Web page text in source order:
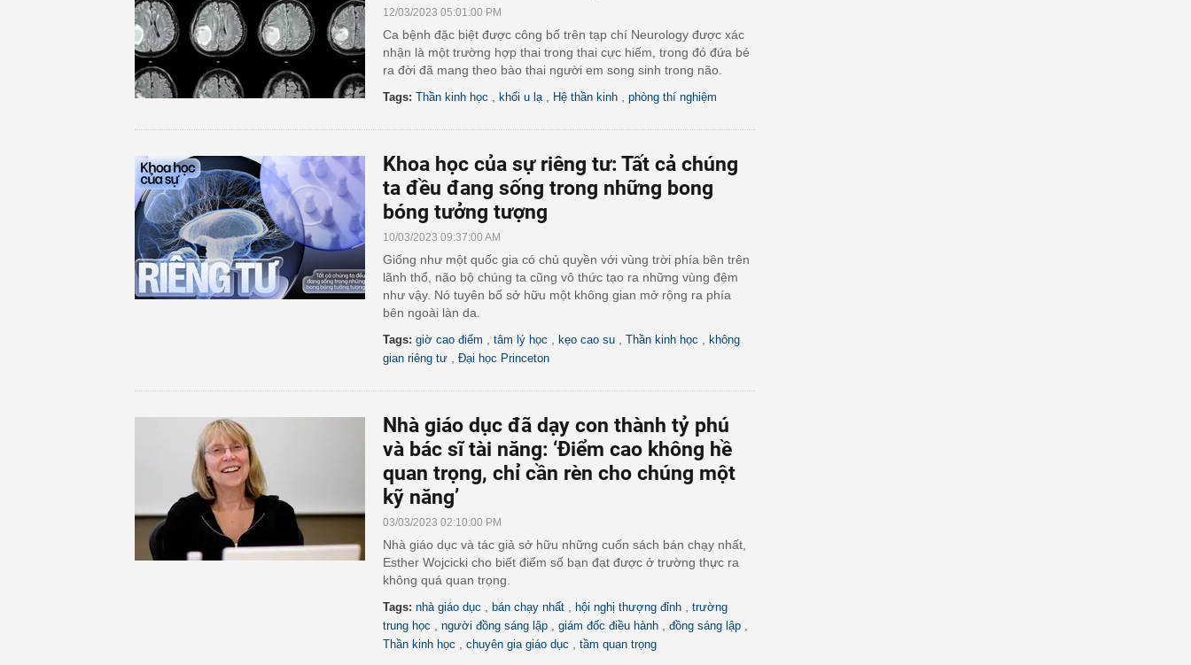
12/03/2023 05:01:00 PM
Ca bệnh đặc biệt được công bố trên tạp chí Neurology được xác
nhận là một trường hợp thai trong thai cực hiếm, trong đó đứa bé
ra đời đã mang theo bào thai người em song sinh trong não.
Tags: Thần kinh học khối u lạ Hệ thần kinh phòng thí nghiệm
Khoa học của sự riêng tư: Tất cả chúng
ta đều đang sống trong những bong
bóng tưởng tượng
10/03/2023 09:37:00 AM
Giống như một quốc gia có chủ quyền với vùng trời phía bên trên
lãnh thổ, não bộ chúng ta cũng vô thức tạo ra những vùng đệm
như vậy. Nó tuyên bố sở hữu một không gian mở rộng ra phía
bên ngoài làn da.
Tags: giờ cao điểm tâm lý học kẹo cao su Thần kinh học
không
gian riêng tư
Đại học Princeton
Nhà giáo dục đã dạy con thành tỷ phú
và bác sĩ tài năng: ‘Điểm cao không hề
quan trọng, chỉ cần rèn cho chúng một
kỹ năng’
03/03/2023 02:10:00 PM
Nhà giáo dục và tác giả sở hữu những cuốn sách bán chạy nhất,
Esther Wojcicki cho biết điểm số bạn đạt được ở trường thực ra
không quá quan trọng.
Tags: nhà giáo dục bán chạy nhất hội nghị thượng đỉnh
trường
trung học
người đồng sáng lập giám đốc điều hành đồng sáng lập
Thần kinh học chuyên gia giáo dục tầm quan trọng